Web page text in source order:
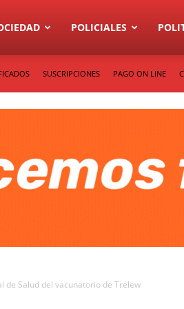
POLICIALES
SUSCRIPCIONES PAGO ON LINE
de Salud del vacunatorio de Trelew